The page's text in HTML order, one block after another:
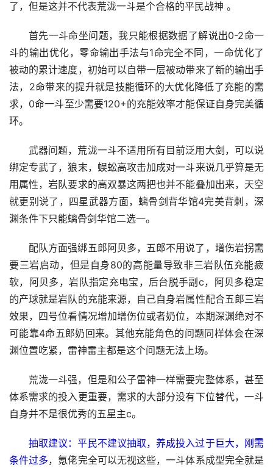
了，但是这并不代表荒泷一斗是个合格的平民战神 。
首先一斗命坐问题，我只能根据数据了解说出0-2命一
斗的输出优化，零命输出手法与1命完全不同，一命优化了
被动的累计速度，初始可以自带一层被动带来了新的输出手
法，2命带来的提升就是技能循环的大优化降低了充能的需
求，0命一斗至少需要120+的充能效率才能保证自身完美循
环。
武器问题，荒泷一斗不适用所有目前泛用大剑，可以说
绑定专武了，狼末，蜈蚣高攻击加成对一斗来说几乎算是无
用属性，岩队要求的高双暴这两把也并不能叠加出来，天空
就更别说了，四星武器方面，螭骨剑背华馆4完美背刺，深
渊条件下只能螭骨剑华馆二选一。
配队方面强绑五郎阿贝多，五郎不用说了，增伤岩拐需
要三岩启动，但是自身80的高能量导致非三岩队伍充能疲
软，阿贝多，岩队指定充电宝，后台脱手副c，阿贝多稳定
的产球就是岩队的充能来源，自己自身岩属性配合五郎三岩
效果，四号位看情况增加增伤位或者奶位，本期深渊绝对不
可能靠4命五郎奶回来。其他充能角色的问题同样体会在深
渊位置吃紧，雷神雷主都是这个问题无法上场。
荒泷一斗强，但是和公子雷神一样需要完整体系，甚至
体系需求的投入更重要，需求的大部分没有下位替代，一斗
自身并不是很优秀的五星主c。
抽取建议：平民不建议抽取，养成投入过于巨大，刚需
条件过多，氪佬完全可以无视这些，一斗体系成型完全就是